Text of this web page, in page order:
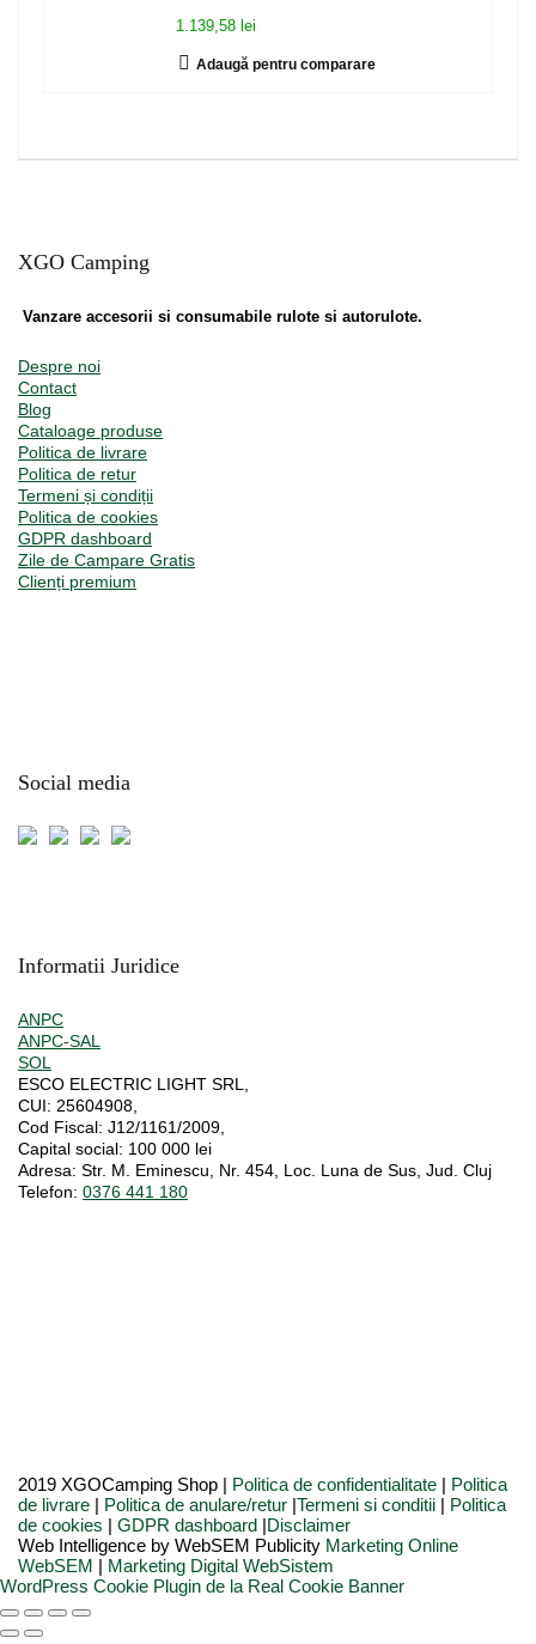
1.139,58 lei
Adaugă pentru comparare
XGO Camping
Vanzare accesorii si consumabile rulote si autorulote.
Despre noi
Contact
Blog
Cataloage produse
Politica de livrare
Politica de retur
Termeni și condiții
Politica de cookies
GDPR dashboard
Zile de Campare Gratis
Clienți premium
Social media
Informatii Juridice
ANPC
ANPC-SAL
SOL
ESCO ELECTRIC LIGHT SRL,
CUI: 25604908,
Cod Fiscal: J12/1161/2009,
Capital social: 100 000 lei
Adresa: Str. M. Eminescu, Nr. 454, Loc. Luna de Sus, Jud. Cluj
Telefon: 0376 441 180
2019 XGOCamping Shop | Politica de confidentialitate | Politica
de livrare | Politica de anulare/retur |Termeni si conditii | Politica
de cookies | GDPR dashboard |Disclaimer
Web Intelligence by WebSEM Publicity Marketing Online
WebSEM | Marketing Digital WebSistem
WordPress Cookie Plugin de la Real Cookie Banner